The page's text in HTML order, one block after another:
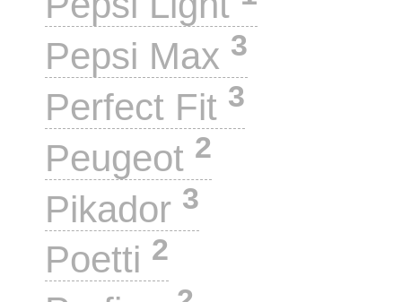
Pepsi Max 3
Perfect Fit 3
Peugeot 2
Pikador 3
Poetti 2